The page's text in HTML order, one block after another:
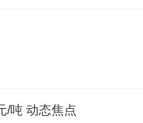
/吨 动态焦点